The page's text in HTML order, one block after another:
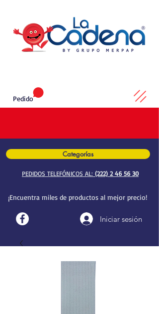
Categorías
PEDIDOS TELEFÓNICOS AL: (222) 2 46 56 30
¡Encuentra miles de productos al mejor precio!
Iniciar sesión
Pedido